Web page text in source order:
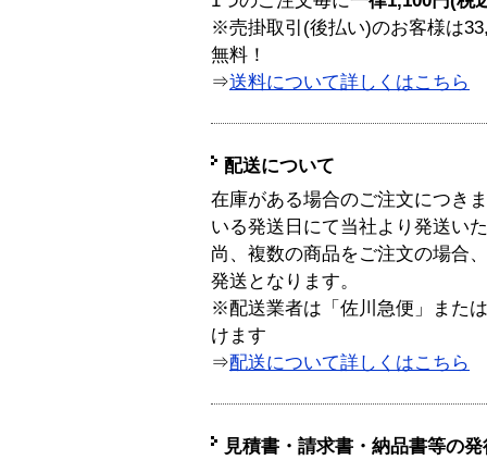
※売掛取引(後払い)のお客様は
無料！
⇒送料について詳しくはこちら
配送について
在庫がある場合のご注文につき
いる発送日にて当社より発送い
尚、複数の商品をご注文の場合
発送となります。
※配送業者は「佐川急便」また
けます
⇒配送について詳しくはこちら
見積書・請求書・納品書等の